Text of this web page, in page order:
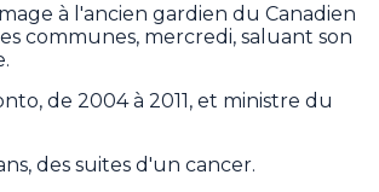
à l'ancien gardien du Canadien
communes, mercredi, saluant son
de 2004 à 2011, et ministre du
des suites d'un cancer.